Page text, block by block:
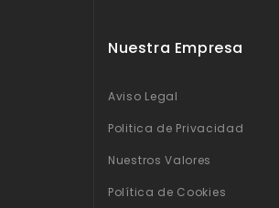
Nuestra Empresa
Aviso Legal
Politica de Privacidad
Nuestros Valores
Política de Cookies